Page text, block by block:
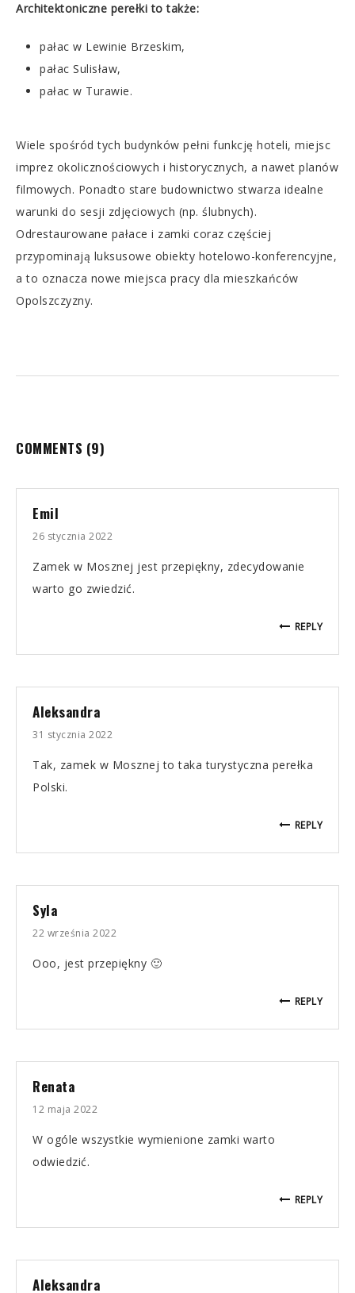
Architektoniczne perełki to także:
pałac w Lewinie Brzeskim,
pałac Sulisław,
pałac w Turawie.
Wiele spośród tych budynków pełni funkcję hoteli, miejsc
imprez okolicznościowych i historycznych, a nawet planów
filmowych. Ponadto stare budownictwo stwarza idealne
warunki do sesji zdjęciowych (np. ślubnych).
Odrestaurowane pałace i zamki coraz częściej
przypominają luksusowe obiekty hotelowo-konferencyjne,
a to oznacza nowe miejsca pracy dla mieszkańców
Opolszczyzny.
COMMENTS (9)
Emil
26 stycznia 2022
Zamek w Mosznej jest przepiękny, zdecydowanie
warto go zwiedzić.
REPLY
Aleksandra
31 stycznia 2022
Tak, zamek w Mosznej to taka turystyczna perełka
Polski.
REPLY
Syla
22 września 2022
Ooo, jest przepiękny 🙂
REPLY
Renata
12 maja 2022
W ogóle wszystkie wymienione zamki warto
odwiedzić.
REPLY
Aleksandra